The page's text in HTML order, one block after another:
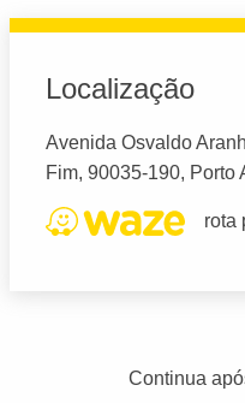
Localização
Avenida Osvaldo
Fim, 90035-190, Porto
rota
Continua